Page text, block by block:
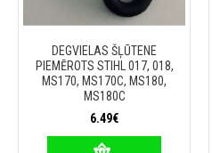
DEGVIELAS ŠĻŪTENE
PIEMĒROTS STIHL 017, 018,
MS170, MS170C, MS180,
MS180C
6.49€